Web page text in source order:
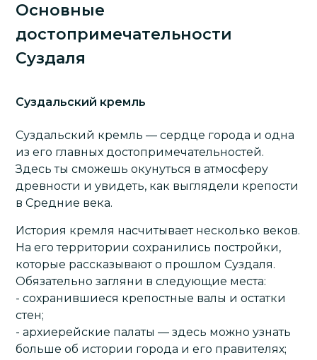
Основные
достопримечательности
Суздаля
Суздальский кремль
Суздальский кремль — сердце города и одна
из его главных достопримечательностей.
Здесь ты сможешь окунуться в атмосферу
древности и увидеть, как выглядели крепости
в Средние века.
История кремля насчитывает несколько веков.
На его территории сохранились постройки,
которые рассказывают о прошлом Суздаля.
Обязательно загляни в следующие места:
- сохранившиеся крепостные валы и остатки
стен;
- архиерейские палаты — здесь можно узнать
больше об истории города и его правителях;